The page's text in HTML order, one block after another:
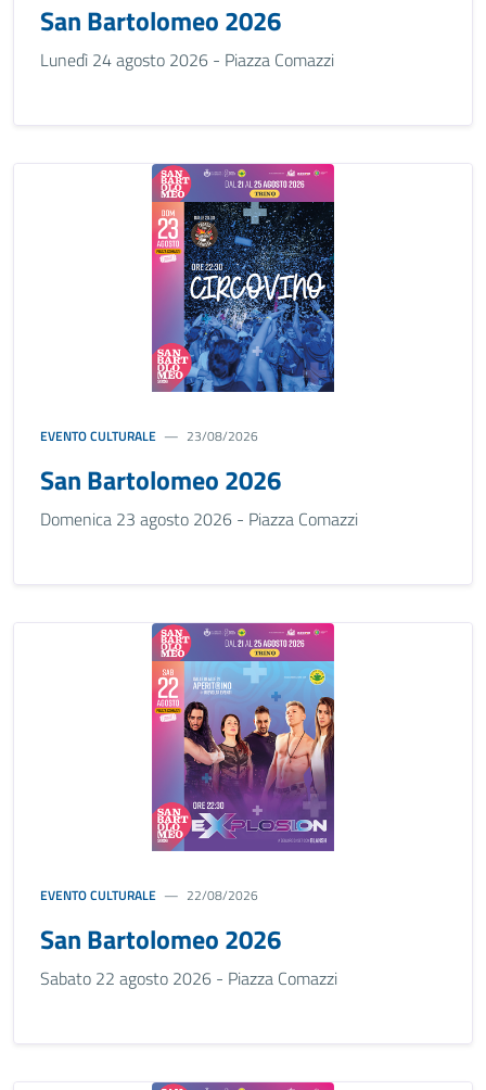
San Bartolomeo 2026
Lunedì 24 agosto 2026 - Piazza Comazzi
EVENTO CULTURALE 23/08/2026
San Bartolomeo 2026
Domenica 23 agosto 2026 - Piazza Comazzi
EVENTO CULTURALE 22/08/2026
San Bartolomeo 2026
Sabato 22 agosto 2026 - Piazza Comazzi